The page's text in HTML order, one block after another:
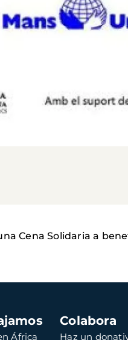
Cena Solidaria a
África
Colabora
Haz un